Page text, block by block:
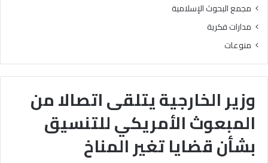
وزير الخارجية يتلقى اتصالا من
المبعوث الأمريكي للتنسيق
بشأن قضايا تغير المناخ
مجمع البحوث الإسلامية
مدارات فكرية
منوعات